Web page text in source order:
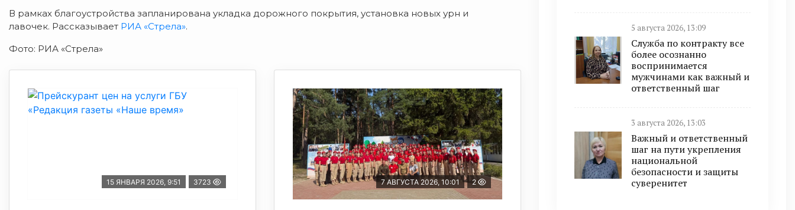
В рамках благоустройства запланирована укладка дорожного покрытия, установка новых урн и
лавочек. Рассказывает РИА «Стрела».
Фото: РИА «Стрела»
15 ЯНВАРЯ 2026, 9:51 3723 7 АВГУСТА 2026, 10:01 2
5 августа 2026, 13:09
Служба по контракту все
более осознанно
воспринимается
мужчинами как важный и
ответственный шаг
3 августа 2026, 13:03
Важный и ответственный
шаг на пути укрепления
национальной
безопасности и защиты
суверенитет